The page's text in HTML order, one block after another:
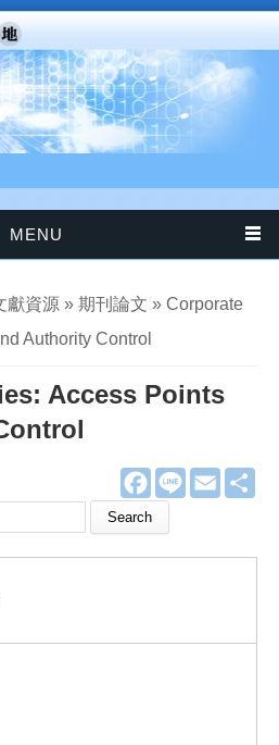
MENU
獻資源 » 期刊論文 » Corporate
Authority Control
Access Points
F
a
e
o
L
E
m